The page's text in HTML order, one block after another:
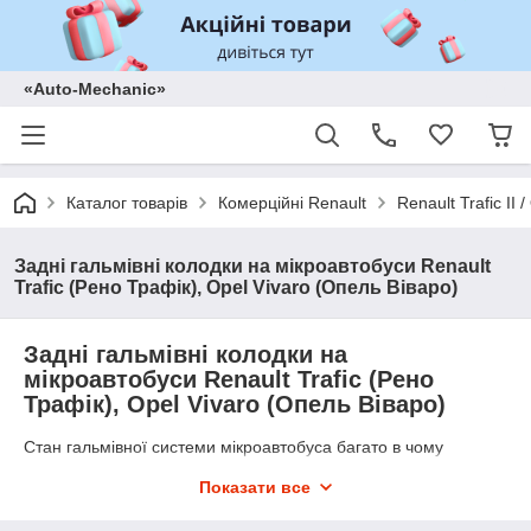
«Auto-Mechanic»
Каталог товарів Комерційні Renault Renault Trafic II
Задні гальмівні колодки на мікроавтобуси Renault
Trafic (Рено Трафік), Opel Vivaro (Опель Віваро)
Задні гальмівні колодки на
мікроавтобуси Renault Trafic (Рено
Трафік), Opel Vivaro (Опель Віваро)
Стан гальмівної системи мікроавтобуса багато в чому
не тільки забезпечать тривалий термін експлуатації
Показати все